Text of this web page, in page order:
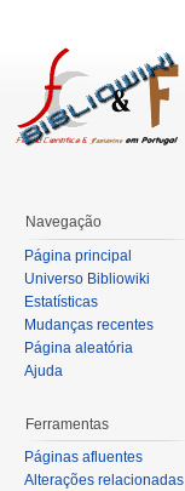
Navegação
Página principal
Universo Bibliowiki
Estatísticas
Mudanças recentes
Página aleatória
Ajuda
Ferramentas
Páginas afluentes
Alterações relacionadas